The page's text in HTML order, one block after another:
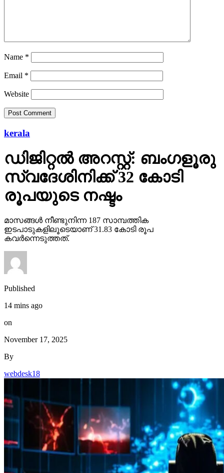
Name *
Email *
Website
kerala
ഡിജിറ്റല്‍ അറസ്റ്റ്: ബംഗളൂരു
സ്വദേശിനിക്ക് 32 കോടി
രൂപയുടെ നഷ്ടം
മാസങ്ങള്‍ നീണ്ടുനിന്ന 187 സാമ്പത്തിക
ഇടപാടുകളിലൂടെയാണ് 31.83 കോടി രൂപ
കവര്‍ന്നെടുത്തത്.
Published
14 mins ago
on
November 17, 2025
By
webdesk18